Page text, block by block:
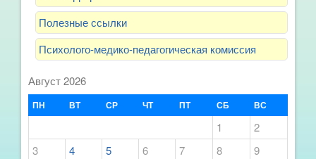
Полезные ссылки
Психолого-медико-педагогическая комиссия
Август 2026
ПН ВТ СР ЧТ ПТ СБ ВС
1
2
3
4 5 6 7 8
9